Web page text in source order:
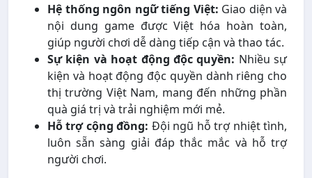
Hệ thống ngôn ngữ tiếng Việt: Giao diện và
nội dung game được Việt hóa hoàn toàn,
giúp người chơi dễ dàng tiếp cận và thao tác.
Sự kiện và hoạt động độc quyền: Nhiều sự
kiện và hoạt động độc quyền dành riêng cho
thị trường Việt Nam, mang đến những phần
quà giá trị và trải nghiệm mới mẻ.
Hỗ trợ cộng đồng: Đội ngũ hỗ trợ nhiệt tình,
luôn sẵn sàng giải đáp thắc mắc và hỗ trợ
người chơi.